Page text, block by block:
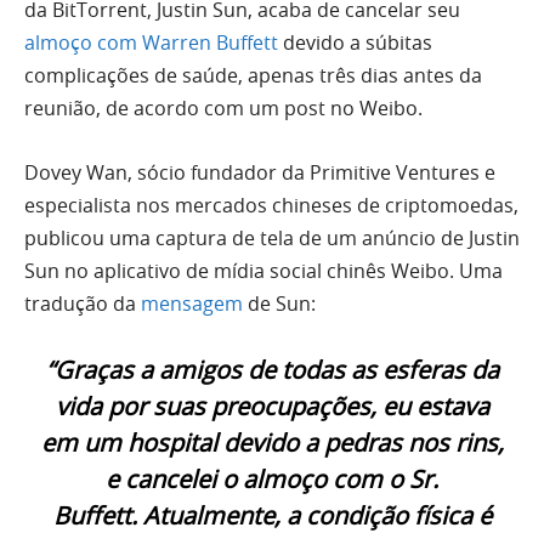
da BitTorrent, Justin Sun, acaba de cancelar seu
almoço com Warren Buffett devido a súbitas
complicações de saúde, apenas três dias antes da
reunião, de acordo com um post no Weibo.
Dovey Wan, sócio fundador da Primitive Ventures e
especialista nos mercados chineses de criptomoedas,
publicou uma captura de tela de um anúncio de Justin
Sun no aplicativo de mídia social chinês Weibo. Uma
tradução da mensagem de Sun:
“Graças a amigos de todas as esferas da
vida por suas preocupações, eu estava
em um hospital devido a pedras nos rins,
e cancelei o almoço com o Sr.
Buffett. Atualmente, a condição física é